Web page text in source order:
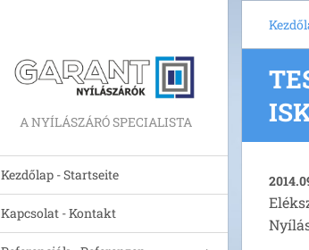
A NYÍLÁSZÁRÓ SPECIALISTA
Kezdőlap - Startseite
Kapcsolat - Kontakt